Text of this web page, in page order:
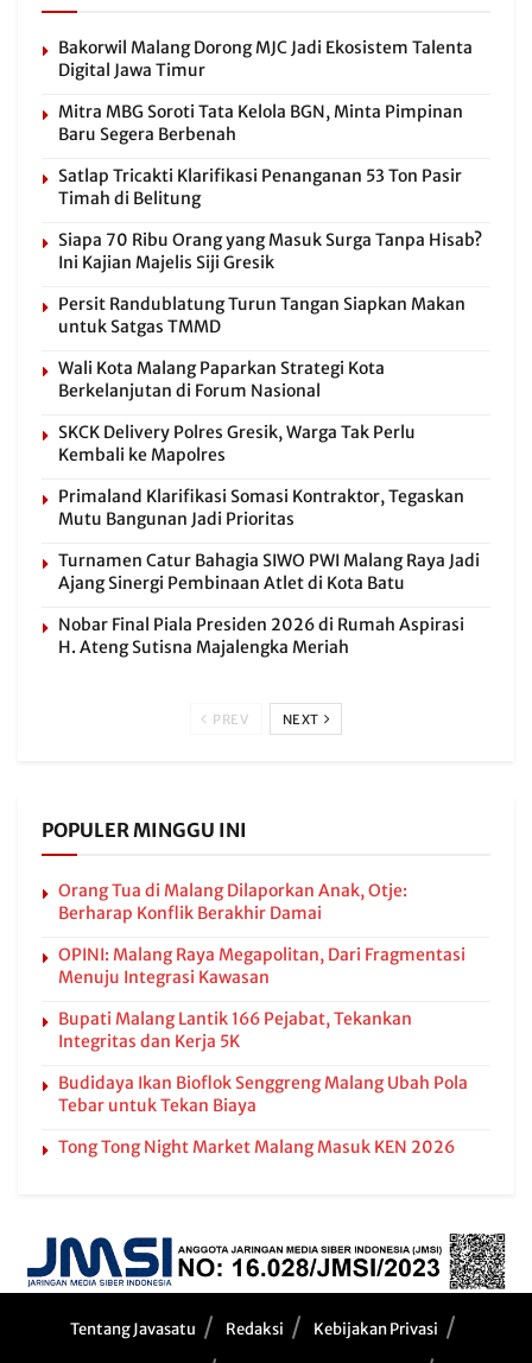
Bakorwil Malang Dorong MJC Jadi Ekosistem Talenta
Digital Jawa Timur
Mitra MBG Soroti Tata Kelola BGN, Minta Pimpinan
Baru Segera Berbenah
Satlap Tricakti Klarifikasi Penanganan 53 Ton Pasir
Timah di Belitung
Siapa 70 Ribu Orang yang Masuk Surga Tanpa Hisab?
Ini Kajian Majelis Siji Gresik
Persit Randublatung Turun Tangan Siapkan Makan
untuk Satgas TMMD
Wali Kota Malang Paparkan Strategi Kota
Berkelanjutan di Forum Nasional
SKCK Delivery Polres Gresik, Warga Tak Perlu
Kembali ke Mapolres
Primaland Klarifikasi Somasi Kontraktor, Tegaskan
Mutu Bangunan Jadi Prioritas
Turnamen Catur Bahagia SIWO PWI Malang Raya Jadi
Ajang Sinergi Pembinaan Atlet di Kota Batu
Nobar Final Piala Presiden 2026 di Rumah Aspirasi
H. Ateng Sutisna Majalengka Meriah
PREV NEXT
POPULER MINGGU INI
Orang Tua di Malang Dilaporkan Anak, Otje:
Berharap Konflik Berakhir Damai
OPINI: Malang Raya Megapolitan, Dari Fragmentasi
Menuju Integrasi Kawasan
Bupati Malang Lantik 166 Pejabat, Tekankan
Integritas dan Kerja 5K
Budidaya Ikan Bioflok Senggreng Malang Ubah Pola
Tebar untuk Tekan Biaya
Tong Tong Night Market Malang Masuk KEN 2026
Tentang Javasatu Redaksi Kebijakan Privasi